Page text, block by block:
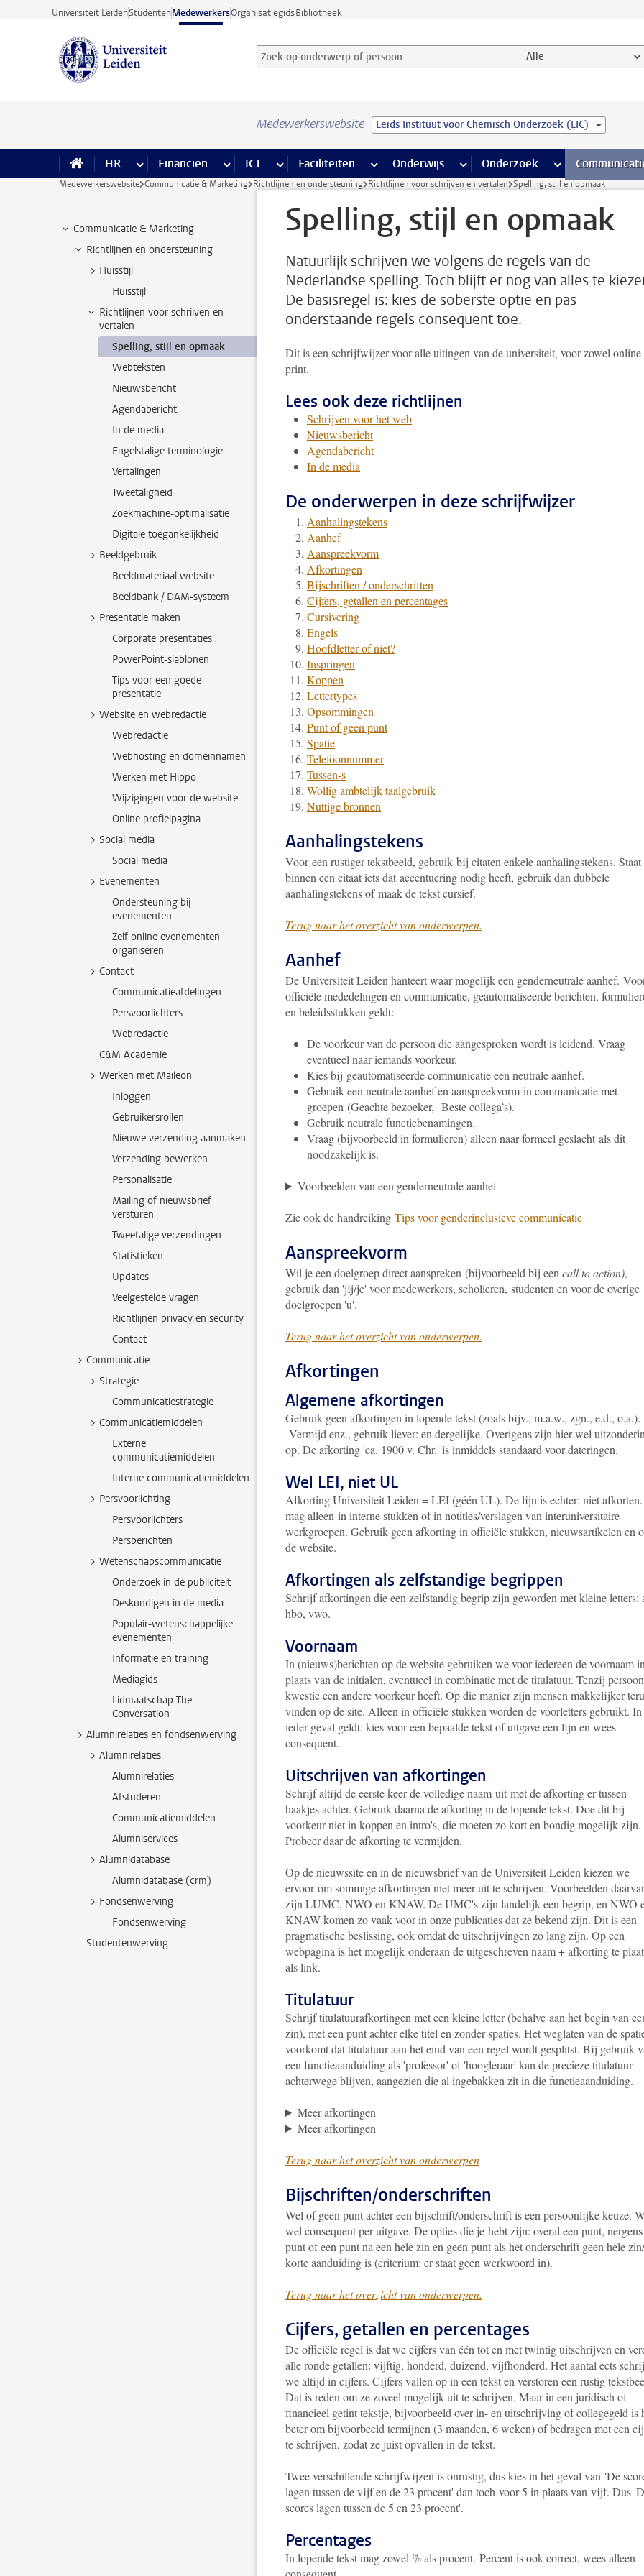
Ga direct naar de inhoud
Universiteit LeidenStudentenMedewerkersOrganisatiegidsBibliotheek
Zoek op onderwerp of persoon en selecteer categorie
Zoekterm Alle
Medewerkerswebsite Leids Instituut voor Chemisch Onderzoek (LIC)
HR meer HR pagina’s
Financiën meer Financiën pagina’s
ICT meer ICT pagina’s
Faciliteiten meer Faciliteiten pagina’s
Onderwijs meer Onderwijs pagina’s
Onderzoek meer Onderzoek
Medewerkerswebsite Communicatie & Marketing Richtlijnen en ondersteuning Richtlijnen voor schrijven en vertalen Spelling, stijl en opmaak
Communicatie & Marketing
Richtlijnen en ondersteuning
Huisstijl
Huisstijl
Richtlijnen voor schrijven en
vertalen
Spelling, stijl en opmaak
Webteksten
Nieuwsbericht
Agendabericht
In de media
Engelstalige terminologie
Vertalingen
Tweetaligheid
Zoekmachine-optimalisatie
Digitale toegankelijkheid
Beeldgebruik
Beeldmateriaal website
Beeldbank / DAM-systeem
Presentatie maken
Corporate presentaties
PowerPoint-sjablonen
Tips voor een goede
presentatie
Website en webredactie
Webredactie
Webhosting en domeinnamen
Werken met Hippo
Wijzigingen voor de website
Online profielpagina
Social media
Social media
Evenementen
Ondersteuning bij
evenementen
Zelf online evenementen
organiseren
Contact
Communicatieafdelingen
Persvoorlichters
Webredactie
C&M Academie
Werken met Maileon
Inloggen
Gebruikersrollen
Nieuwe verzending aanmaken
Verzending bewerken
Personalisatie
Mailing of nieuwsbrief
versturen
Tweetalige verzendingen
Statistieken
Updates
Veelgestelde vragen
Richtlijnen privacy en security
Contact
Communicatie
Strategie
Communicatiestrategie
Communicatiemiddelen
Externe
communicatiemiddelen
Interne communicatiemiddelen
Persvoorlichting
Persvoorlichters
Persberichten
Wetenschapscommunicatie
Onderzoek in de publiciteit
Deskundigen in de media
Populair-wetenschappelijke
evenementen
Informatie en training
Mediagids
Lidmaatschap The
Conversation
Alumnirelaties en fondsenwerving
Alumnirelaties
Alumnirelaties
Afstuderen
Communicatiemiddelen
Alumniservices
Alumnidatabase
Alumnidatabase (crm)
Fondsenwerving
Fondsenwerving
Studentenwerving
Spelling, stijl en opmaak
Natuurlijk schrijven we volgens de regels van de
Nederlandse spelling. Toch blijft er nog van alles te
De basisregel is: kies de soberste optie en pas
onderstaande regels consequent toe.
Dit is een schrijfwijzer voor alle uitingen van de universiteit, voor zowel online
print.
Lees ook deze richtlijnen
Schrijven voor het web
Nieuwsbericht
Agendabericht
In de media
De onderwerpen in deze schrijfwijzer
Aanhalingstekens
Aanhef
Aanspreekvorm
Afkortingen
Bijschriften / onderschriften
Cijfers, getallen en percentages
Cursivering
Engels
Hoofdletter of niet?
Inspringen
Koppen
Lettertypes
Opsommingen
Punt of geen punt
Spatie
Telefoonnummer
Tussen-s
Wollig ambtelijk taalgebruik
Nuttige bronnen
Aanhalingstekens
Voor een rustiger tekstbeeld, gebruik bij citaten enkele aanhalingstekens. Staat
binnen een citaat iets dat accentuering nodig heeft, gebruik dan dubbele
aanhalingstekens of maak de tekst cursief.
Terug naar het overzicht van onderwerpen.
Aanhef
De Universiteit Leiden hanteert waar mogelijk een genderneutrale aanhef.
officiële mededelingen en communicatie, geautomatiseerde berichten,
en beleidsstukken geldt:
De voorkeur van de persoon die aangesproken wordt is leidend. Vraag
eventueel naar iemands voorkeur.
Kies bij geautomatiseerde communicatie een neutrale aanhef.
Gebruik een neutrale aanhef en aanspreekvorm in communicatie met
groepen (Geachte bezoeker, Beste collega’s).
Gebruik neutrale functiebenamingen.
Vraag (bijvoorbeeld in formulieren) alleen naar formeel geslacht als dit
noodzakelijk is.
Voorbeelden van een genderneutrale aanhef
Zie ook de handreiking Tips voor genderinclusieve communicatie
Aanspreekvorm
Wil je een doelgroep direct aanspreken (bijvoorbeeld bij een call to action),
gebruik dan 'jij/je' voor medewerkers, scholieren, studenten en voor de overige
doelgroepen 'u'.
Terug naar het overzicht van onderwerpen.
Afkortingen
Algemene afkortingen
Gebruik geen afkortingen in lopende tekst (zoals bijv., m.a.w., zgn., e.d., o.a.).
Vermijd enz., gebruik liever: en dergelijke. Overigens zijn hier wel
op. De afkorting 'ca. 1900 v. Chr.' is inmiddels standaard voor dateringen.
Wel LEI, niet UL
Afkorting Universiteit Leiden = LEI (géén UL). De lijn is echter: niet
mag alleen in interne stukken of in notities/verslagen van interuniversitaire
werkgroepen. Gebruik geen afkorting in officiële stukken, nieuwsartikelen en
de website.
Afkortingen als zelfstandige begrippen
Schrijf afkortingen die een zelfstandig begrip zijn geworden met kleine letters:
hbo, vwo.
Voornaam
In (nieuws)berichten op de website gebruiken we voor iedereen de voornaam
plaats van de initialen, eventueel in combinatie met de titulatuur. Tenzij
kwestie een andere voorkeur heeft. Op die manier zijn mensen makkelijker
vinden op de site. Alleen in officiële stukken worden de voorletters gebruikt. In
ieder geval geldt: kies voor een bepaalde tekst of uitgave een lijn en wees
consequent.
Uitschrijven van afkortingen
Schrijf altijd de eerste keer de volledige naam uit met de afkorting er tussen
haakjes achter. Gebruik daarna de afkorting in de lopende tekst. Doe dit bij
voorkeur niet in koppen en intro's, die moeten zo kort en bondig mogelijk zijn.
Probeer daar de afkorting te vermijden.
Op de nieuwssite en in de nieuwsbrief van de Universiteit Leiden kiezen we
ervoor om sommige afkortingen niet meer uit te schrijven. Voorbeelden
zijn LUMC, NWO en KNAW. De UMC's zijn landelijk een begrip, en NWO
KNAW komen zo vaak voor in onze publicaties dat ze bekend zijn. Dit is een
pragmatische beslissing, ook omdat de uitschrijvingen zo lang zijn. Op een
webpagina is het mogelijk onderaan de uitgeschreven naam + afkorting te
als link.
Titulatuur
Schrijf titulatuurafkortingen met een kleine letter (behalve aan het begin van
zin), met een punt achter elke titel en zonder spaties. Het weglaten van de
voorkomt dat titulatuur aan het eind van een regel wordt gesplitst. Bij gebruik
een functieaanduiding als 'professor' of 'hoogleraar' kan de precieze titulatuur
achterwege blijven, aangezien die al ingebakken zit in die functieaanduiding.
Meer afkortingen
Meer afkortingen
Terug naar het overzicht van onderwerpen
Bijschriften/onderschriften
Wel of geen punt achter een bijschrift/onderschrift is een persoonlijke keuze.
wel consequent per uitgave. De opties die je hebt zijn: overal een punt,
punt of een punt na een hele zin en geen punt als het onderschrift geen hele
korte aanduiding is (criterium: er staat geen werkwoord in).
Terug naar het overzicht van onderwerpen.
Cijfers, getallen en percentages
De officiële regel is dat we cijfers van één tot en met twintig uitschrijven en
alle ronde getallen: vijftig, honderd, duizend, vijfhonderd. Het aantal ects
we altijd in cijfers. Cijfers vallen op in een tekst en verstoren een rustig
Dat is reden om ze zoveel mogelijk uit te schrijven. Maar in een juridisch of
financieel getint tekstje, bijvoorbeeld over in- en uitschrijving of collegegeld is
beter om bijvoorbeeld termijnen (3 maanden, 6 weken) of bedragen met een
te schrijven, zodat ze juist opvallen in de tekst.
Twee verschillende schrijfwijzen is onrustig, dus kies in het geval van 'De
lagen tussen de vijf en de 23 procent' dan toch voor 5 in plaats van vijf. Dus
scores lagen tussen de 5 en 23 procent'.
Percentages
In lopende tekst mag zowel % als procent. Percent is ook correct, wees alleen